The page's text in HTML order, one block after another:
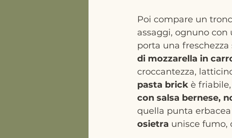
Poi compare un
assaggi, ognuno con
porta una
di mozzarella in
croccantezza,
pasta brick è
con salsa bernese,
quella punta erbacea
osietra unisce fumo,